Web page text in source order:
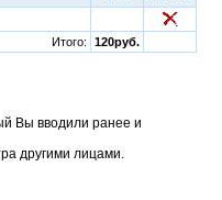
Итого:
120руб.
Вы вводили ранее и
другими лицами.